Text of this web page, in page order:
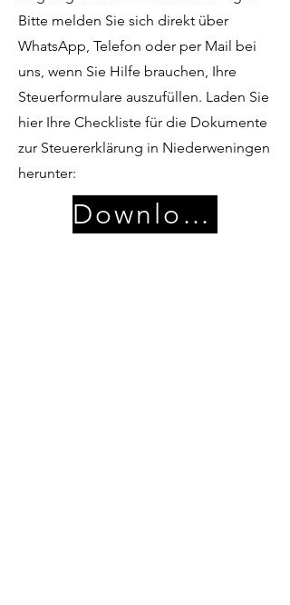
Bitte melden Sie sich direkt über
WhatsApp, Telefon oder per Mail bei
uns, wenn Sie Hilfe brauchen, Ihre
Steuerformulare auszufüllen. Laden Sie
hier Ihre Checkliste für die Dokumente
zur Steuererklärung in Niederweningen
herunter:
Download